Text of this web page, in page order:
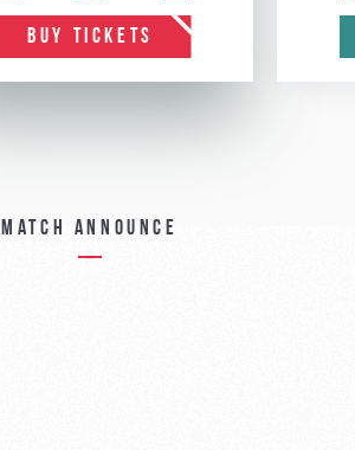
BUY TICKETS
Match announce